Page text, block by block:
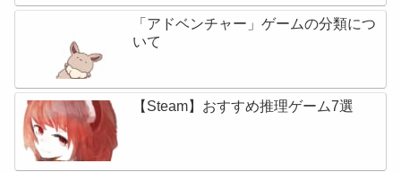
「アドベンチャー」ゲームの分類につ
いて
【Steam】おすすめ推理ゲーム7選